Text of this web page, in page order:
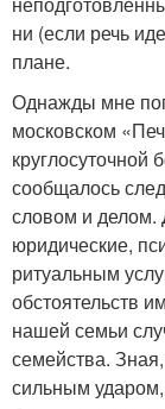
ни (если речь
плане.
Однажды мне
московском
круглосуточной
сообщалось
словом и делом.
юридические,
ритуальным
обстоятельств
нашей семьи
семейства.
сильным